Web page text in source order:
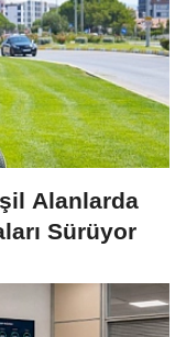
Alanlarda
Sürüyor